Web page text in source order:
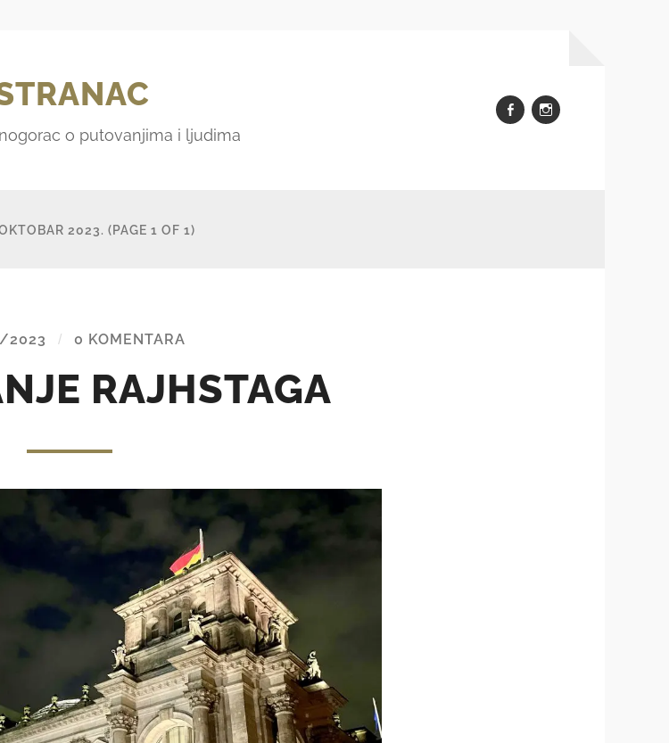
o putovanjima i ljudima
FB Insta
2023. (PAGE 1 OF 1)
2023 / 0 KOMENTARA
RAJHSTAGA